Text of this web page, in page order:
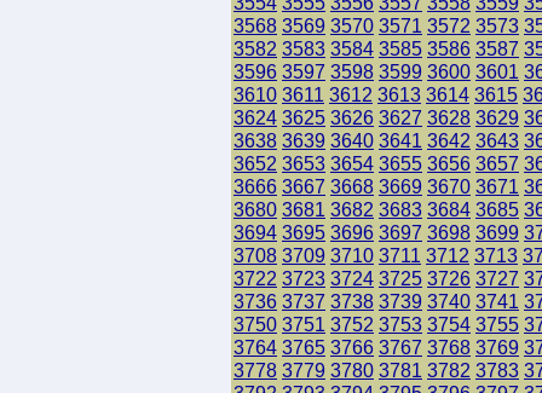
3568 3569 3570 3571 3572 3573
3582 3583 3584 3585 3586 3587
3596 3597 3598 3599 3600 3601
3610 3611 3612 3613 3614 3615
3624 3625 3626 3627 3628 3629
3638 3639 3640 3641 3642 3643
3652 3653 3654 3655 3656 3657
3666 3667 3668 3669 3670 3671
3680 3681 3682 3683 3684 3685
3694 3695 3696 3697 3698 3699
3708 3709 3710 3711 3712 3713
3722 3723 3724 3725 3726 3727
3736 3737 3738 3739 3740 3741
3750 3751 3752 3753 3754 3755
3764 3765 3766 3767 3768 3769
3778 3779 3780 3781 3782 3783